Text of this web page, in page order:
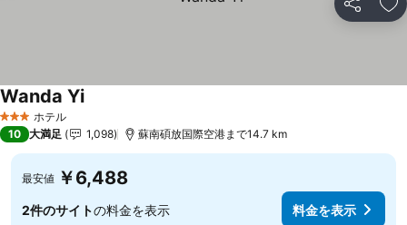
シェア お
3 ホテルのランク
ホテル
Wanda Yi
10 大満足 1,098 蘇南碩放国際空港まで14.7 km
最安値 ￥6,488
2件のサイトの料金を表示 料金を表示